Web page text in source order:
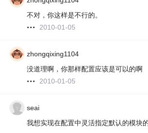
不对，你这样是不行的。
2010-01-05
zhongqixing1104
没道理啊，你那样配置应该是可以的啊
2010-01-05
seai
我想实现在配置中灵活指定默认的模块的